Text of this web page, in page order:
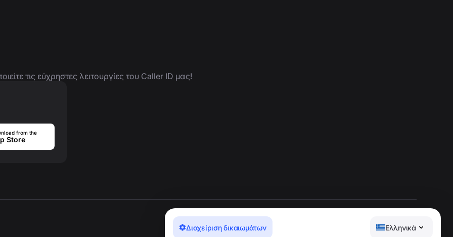
Διαχείριση δικαιωμάτων Ελληνικά
τις εύχρηστες λειτουργίες του Caller ID μας!
from the
Store